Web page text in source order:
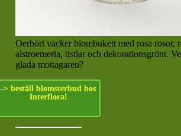
Oerhört vacker blombukett med rosa rosor,
alstroemeria, tistlar och dekorationsgrönt.
glada mottagaren?
-> beställ blomsterbud hos
Interflora!